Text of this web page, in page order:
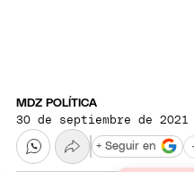
MDZ POLÍTICA
30 de septiembre de
+ Seguir en